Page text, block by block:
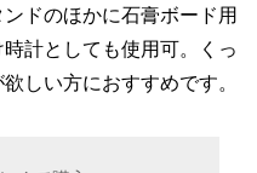
ドのほかに石膏ボード用
計としても使用可。くっ
しい方におすすめです。